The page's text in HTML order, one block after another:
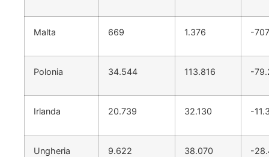
Malta 669 1.376 -707
Polonia 34.544 113.816 -
Irlanda 20.739 32.130 -
Ungheria 9.622 38.070 -